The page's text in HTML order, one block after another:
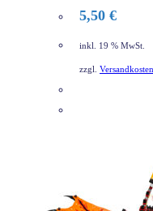
5,50 €
inkl. 19 % MwSt.
zzgl. Versandkosten